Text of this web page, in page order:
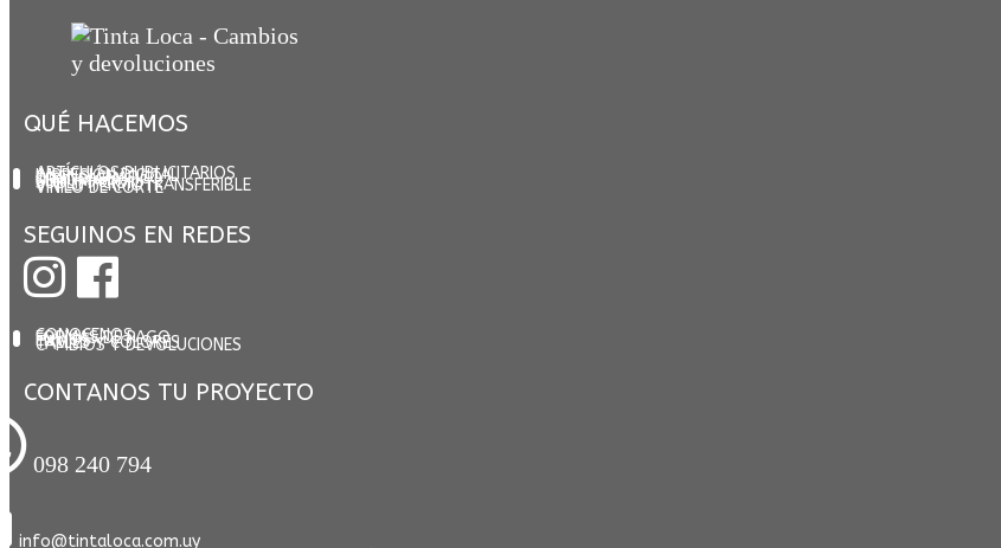
entradas
QUÉ HACEMOS
ARTÍCULOS PUBLICITARIOS
IMPRESIÓN DIGITAL
DISEÑO GRÁFICO
SERIGRAFÍA
SUBLIMACIÓN
VINILO TERMOTRANSFERIBLE
VINILO DE CORTE
SEGUINOS EN REDES
CONOCENOS
FORMAS DE PAGO
ENVÍOS
TALLES Y COLORES
CAMBIOS Y DEVOLUCIONES
CONTANOS TU PROYECTO
098 240 794
info@tintaloca.com.uy